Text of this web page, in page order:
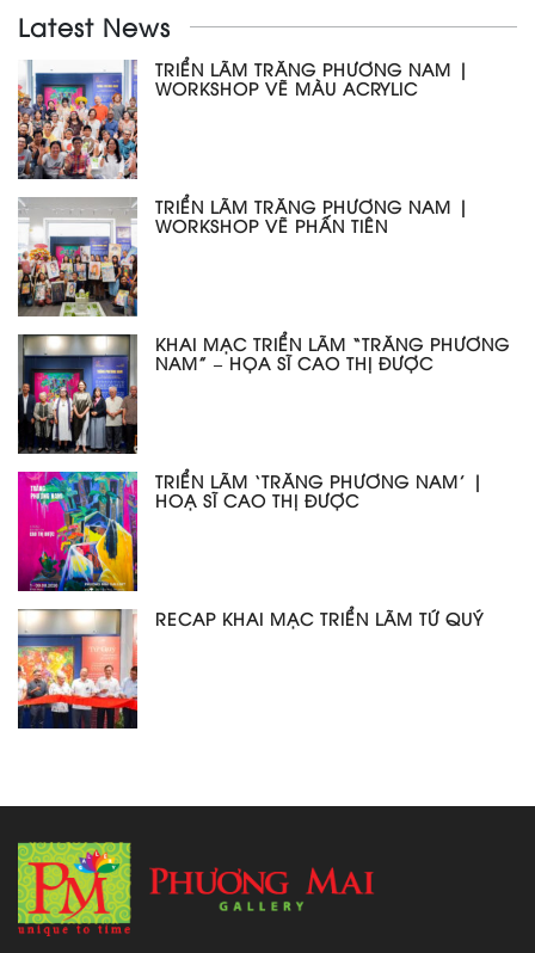
Latest News
TRIỂN LÃM TRĂNG PHƯƠNG NAM |
WORKSHOP VẼ MÀU ACRYLIC
TRIỂN LÃM TRĂNG PHƯƠNG NAM |
WORKSHOP VẼ PHẤN TIÊN
KHAI MẠC TRIỂN LÃM “TRĂNG PHƯƠNG
NAM” – HỌA SĨ CAO THỊ ĐƯỢC
TRIỂN LÃM ‘TRĂNG PHƯƠNG NAM’ |
HOẠ SĨ CAO THỊ ĐƯỢC
RECAP KHAI MẠC TRIỂN LÃM TỨ QUÝ